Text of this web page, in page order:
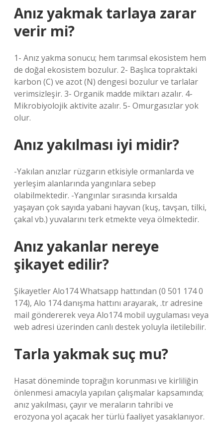
Anız yakmak tarlaya zarar
verir mi?
1- Anız yakma sonucu; hem tarımsal ekosistem hem
de doğal ekosistem bozulur. 2- Başlıca topraktaki
karbon (C) ve azot (N) dengesi bozulur ve tarlalar
verimsizleşir. 3- Organik madde miktarı azalır. 4-
Mikrobiyolojik aktivite azalır. 5- Omurgasızlar yok
olur.
Anız yakılması iyi midir?
-Yakılan anızlar rüzgarın etkisiyle ormanlarda ve
yerleşim alanlarında yangınlara sebep
olabilmektedir. -Yangınlar sırasında kırsalda
yaşayan çok sayıda yabani hayvan (kuş, tavşan, tilki,
çakal vb.) yuvalarını terk etmekte veya ölmektedir.
Anız yakanlar nereye
şikayet edilir?
Şikayetler Alo174 Whatsapp hattından (0 501 174 0
174), Alo 174 danışma hattını arayarak, .tr adresine
mail göndererek veya Alo174 mobil uygulaması veya
web adresi üzerinden canlı destek yoluyla iletilebilir.
Tarla yakmak suç mu?
Hasat döneminde toprağın korunması ve kirliliğin
önlenmesi amacıyla yapılan çalışmalar kapsamında;
anız yakılması, çayır ve meraların tahribi ve
erozyona yol açacak her türlü faaliyet yasaklanıyor.